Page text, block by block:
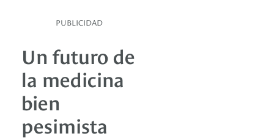
PUBLICIDAD
Un futuro de
la medicina
bien
pesimista